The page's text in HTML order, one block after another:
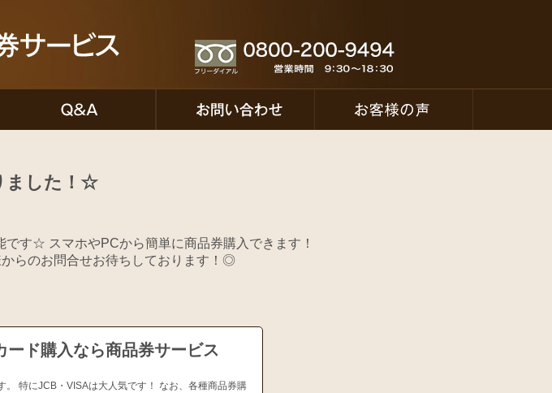
ました！☆
す☆ スマホやPCから簡単に商品券購入できます！
らのお問合せお待ちしております！◎
ド購入なら商品券サービス
特にJCB・VISAは大人気です！ なお、各種商品券購